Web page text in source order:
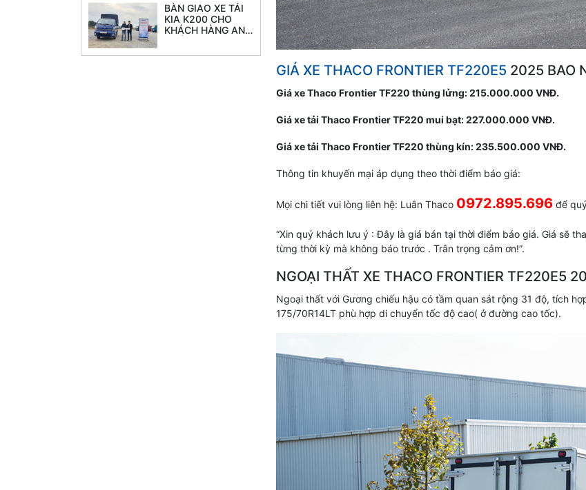
GIÁ XE THACO FRONTIER TF220E5 2025 BAO
Giá xe Thaco Frontier TF220 thùng lửng: 215.000.000 VNĐ.
Giá xe tải Thaco Frontier TF220 mui bạt: 227.000.000 VNĐ.
Giá xe tải Thaco Frontier TF220 thùng kín: 235.500.000 VNĐ.
Thông tin khuyến mại áp dụng theo thời điểm báo giá:
Mọi chi tiết vui lòng liên hệ: Luân Thaco 0972.895.696 để
“Xin quý khách lưu ý : Đây là giá bán tại thời điểm báo giá. Giá sẽ
từng thời kỳ mà không báo trước . Trân trọng cảm ơn!”.
NGOẠI THẤT XE THACO FRONTIER TF220E5
Ngoại thất với Gương chiếu hậu có tầm quan sát rộng 31 độ, tích
175/70R14LT phù hợp di chuyển tốc độ cao( ở đường cao tốc).
BÀN GIAO XE TẢI
KIA K200 CHO
KHÁCH HÀNG ANH